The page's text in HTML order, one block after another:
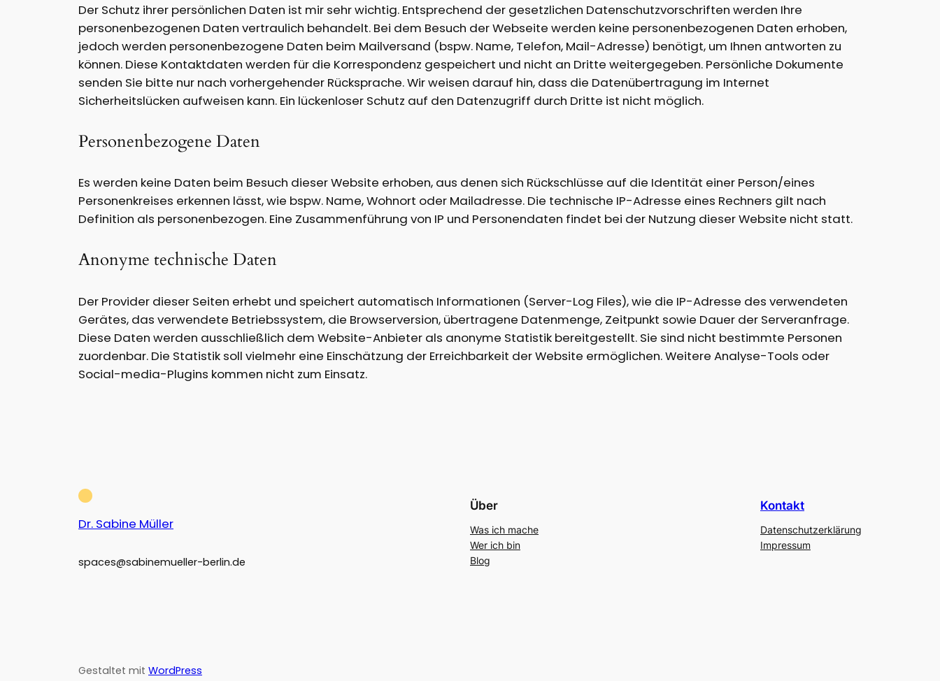
Der Schutz ihrer persönlichen Daten ist mir sehr wichtig. Entsprechend der gesetzlichen Datenschutzvorschriften werden Ihre
personenbezogenen Daten vertraulich behandelt. Bei dem Besuch der Webseite werden keine personenbezogenen Daten erhoben,
jedoch werden personenbezogene Daten beim Mailversand (bspw. Name, Telefon, Mail-Adresse) benötigt, um Ihnen antworten zu
können. Diese Kontaktdaten werden für die Korrespondenz gespeichert und nicht an Dritte weitergegeben. Persönliche Dokumente
senden Sie bitte nur nach vorhergehender Rücksprache. Wir weisen darauf hin, dass die Datenübertragung im Internet
Sicherheitslücken aufweisen kann. Ein lückenloser Schutz auf den Datenzugriff durch Dritte ist nicht möglich.
Personenbezogene Daten
Es werden keine Daten beim Besuch dieser Website erhoben, aus denen sich Rückschlüsse auf die Identität einer Person/eines
Personenkreises erkennen lässt, wie bspw. Name, Wohnort oder Mailadresse. Die technische IP-Adresse eines Rechners gilt nach
Definition als personenbezogen. Eine Zusammenführung von IP und Personendaten findet bei der Nutzung dieser Website nicht statt.
Anonyme technische Daten
Der Provider dieser Seiten erhebt und speichert automatisch Informationen (Server-Log Files), wie die IP-Adresse des verwendeten
Gerätes, das verwendete Betriebssystem, die Browserversion, übertragene Datenmenge, Zeitpunkt sowie Dauer der Serveranfrage.
Diese Daten werden ausschließlich dem Website-Anbieter als anonyme Statistik bereitgestellt. Sie sind nicht bestimmte Personen
zuordenbar. Die Statistik soll vielmehr eine Einschätzung der Erreichbarkeit der Website ermöglichen. Weitere Analyse-Tools oder
Social-media-Plugins kommen nicht zum Einsatz.
Dr. Sabine Müller
spaces@sabinemueller-berlin.de
Über
Was ich mache
Wer ich bin
Blog
Kontakt
Datenschutzerklärung
Impressum
Gestaltet mit WordPress